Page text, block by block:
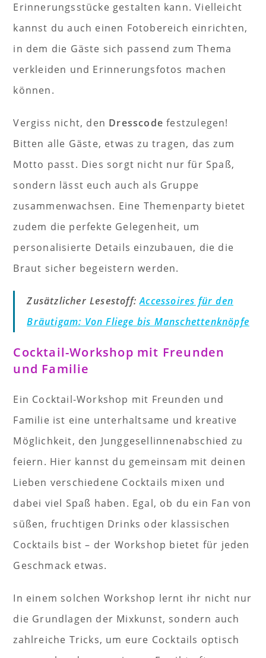
Erinnerungsstücke gestalten kann. Vielleicht
kannst du auch einen Fotobereich einrichten,
in dem die Gäste sich passend zum Thema
verkleiden und Erinnerungsfotos machen
können.
Vergiss nicht, den Dresscode festzulegen!
Bitten alle Gäste, etwas zu tragen, das zum
Motto passt. Dies sorgt nicht nur für Spaß,
sondern lässt euch auch als Gruppe
zusammenwachsen. Eine Themenparty bietet
zudem die perfekte Gelegenheit, um
personalisierte Details einzubauen, die die
Braut sicher begeistern werden.
Zusätzlicher Lesestoff:Accessoires für den
Bräutigam: Von Fliege bis Manschettenknöpfe
Cocktail-Workshop mit Freunden
und Familie
Ein Cocktail-Workshop mit Freunden und
Familie ist eine unterhaltsame und kreative
Möglichkeit, den Junggesellinnenabschied zu
feiern. Hier kannst du gemeinsam mit deinen
Lieben verschiedene Cocktails mixen und
dabei viel Spaß haben. Egal, ob du ein Fan von
süßen, fruchtigen Drinks oder klassischen
Cocktails bist – der Workshop bietet für jeden
Geschmack etwas.
In einem solchen Workshop lernt ihr nicht nur
die Grundlagen der Mixkunst, sondern auch
zahlreiche Tricks, um eure Cocktails optisch